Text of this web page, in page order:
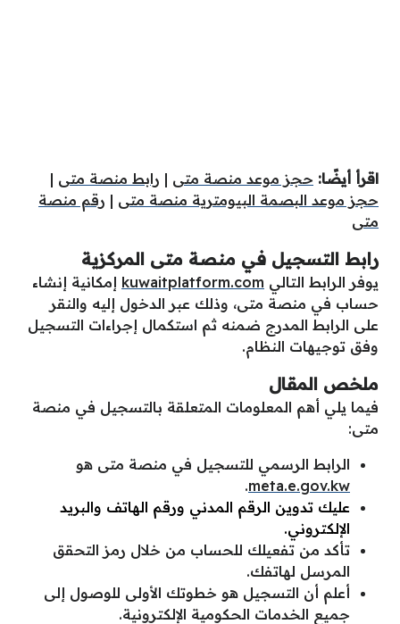
اقرأ أيضًا: حجز موعد منصة متى | رابط منصة متى |
حجز موعد البصمة البيومترية منصة متى | رقم منصة
متى
رابط التسجيل في منصة متى المركزية
يوفر الرابط التالي kuwaitplatform.com إمكانية إنشاء
حساب في منصة متى، وذلك عبر الدخول إليه والنقر
على الرابط المدرج ضمنه ثم استكمال إجراءات التسجيل
وفق توجيهات النظام.
ملخص المقال
فيما يلي أهم المعلومات المتعلقة بالتسجيل في منصة
متى:
الرابط الرسمي للتسجيل في منصة متى هو
meta.e.gov.kw
.
عليك تدوين الرقم المدني ورقم الهاتف والبريد
الإلكتروني.
تأكد من تفعيلك للحساب من خلال رمز التحقق
المرسل لهاتفك.
أعلم أن التسجيل هو خطوتك الأولى للوصول إلى
جميع الخدمات الحكومية الإلكترونية.